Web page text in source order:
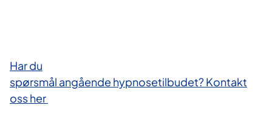
Har d​u
spørsmål angående hypnosetilbudet? Kontakt
oss her ​